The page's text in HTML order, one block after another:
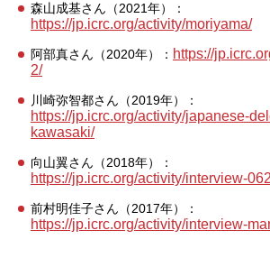
森山成基さん（2021年）：
https://jp.icrc.org/activity/moriyama/
阿部真さん（2020年）： https://
2/
川崎弥智都さん（2019年）：
https://jp.icrc.org/activity/japanese-
kawasaki/
向山翼さん（2018年）：
https://jp.icrc.org/activity/interview-
前村明佳子さん（2017年）：
https://jp.icrc.org/activity/interview-